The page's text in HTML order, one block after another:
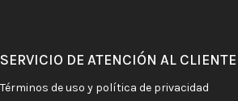
SERVICIO DE ATENCIÓN AL CLIENTE
términos de uso y política de privacidad